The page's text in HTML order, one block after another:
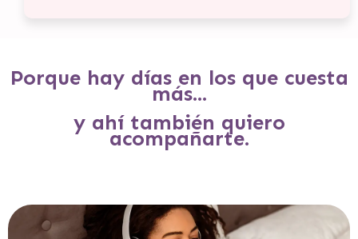
Porque hay días en los que cuesta
más...
y ahí también quiero
acompañarte.